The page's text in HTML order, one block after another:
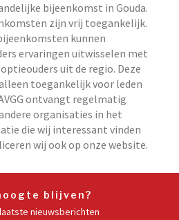
bijeenkomst in Gouda.
zijn vrij toegankelijk.
kunnen
ervaringen uitwisselen met
uit de regio. Deze
toegankelijk voor leden
AVGG ontvangt regelmatig
organisaties in het
die wij interessant vinden
wij ook op onze website.
blijven?
nieuwsberichten